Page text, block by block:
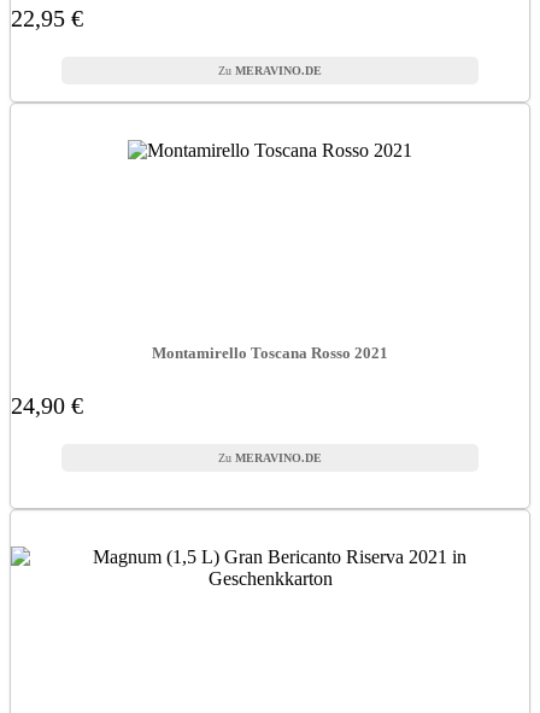
22,95 €
MERAVINO.DE
Montamirello Toscana Rosso 2021
24,90 €
MERAVINO.DE